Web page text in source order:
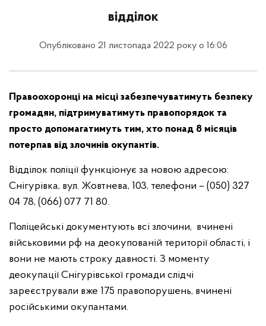
відділок
Опубліковано 21 листопада 2022 року о 16:06
Правоохоронці на місці забезпечуватимуть безпеку
громадян, підтримуватимуть правопорядок та
просто допомагатимуть тим, хто понад 8 місяців
потерпав від злочинів окупантів.
Відділок поліції функціонує за новою адресою:
Снігурівка, вул. Жовтнева, 103, телефони – (050) 327
04 78, (066) 077 71 80.
Поліцейські документують всі злочини, вчинені
військовими рф на деокупованій території області, і
вони не мають строку давності. З моменту
деокупації Снігурівської громади слідчі
зареєстрували вже 175 правопорушень, вчинені
російськими окупантами.